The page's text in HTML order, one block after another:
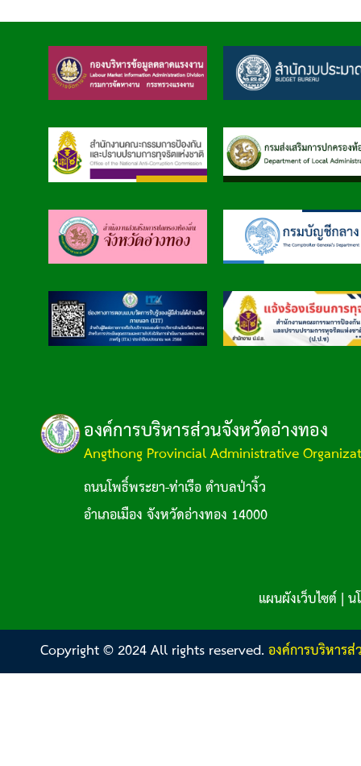
องค์การบริหารส่วนจังหวัดอ่างทอง
Angthong Provincial Administrative
ถนนโพธิ์พระยา-ท่าเรือ ตำบลป่างิ้ว
อำเภอเมือง จังหวัดอ่างทอง 14000
แผนผังเว็บไซต์|น
Copyright © 2024 All rights reserved.องค์การบริหาร